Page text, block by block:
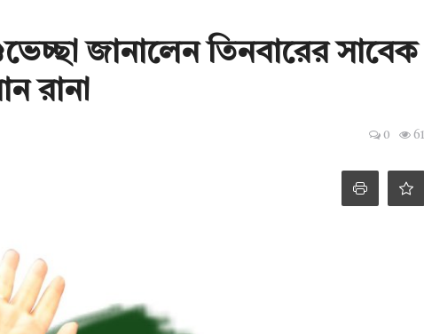
জানালেন তিনবারের সাবেক
রানা
0 61